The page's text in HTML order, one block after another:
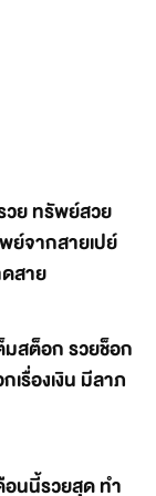
วย ทรัพย์สวย
จากสายเปย์
ดสาย
มสต็อก รวยช็อก
รื่องเงิน มีลาภ
อนนี้รวยสุด ทำ